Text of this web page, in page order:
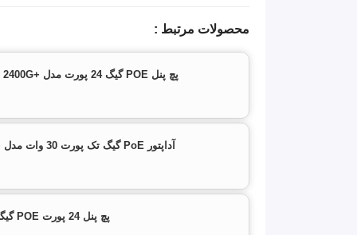
16 پورت ورودی دیتا گیگابایتی ۱۰/۱۰۰/۱۰۰۰
توان خروجی POE هر پورت ۳۰ وات
ولتاژ برق ورودی 220 ولت متناوب
پایداری در حرارت زیاد محیط -20 تا +70 درجه
محصولات مرتبط :
پچ پنل POE گیگ 24 پورت مدل +POE 2400G برند PoELand
آداپتور PoE گیگ تک پورت 30 وات مدل +PoELAND‑1001G
پچ پنل 24 پورت POE گیگابایت